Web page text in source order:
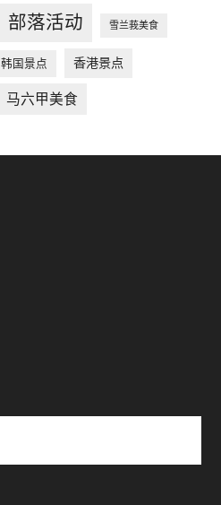
部落活动 雪兰莪美食
韩国景点 香港景点
马六甲美食